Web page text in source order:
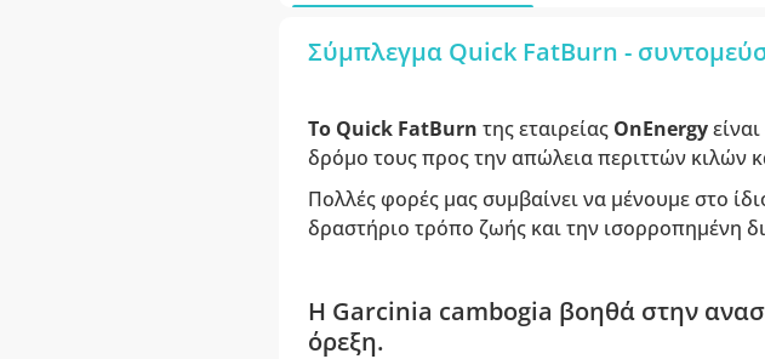
Σύμπλεγμα Quick FatBurn -
Το Quick FatBurn της εταιρείας OnEnergy
δρόμο τους προς την απώλεια περιττών κιλών
Πολλές φορές μας συμβαίνει να μένουμε στο
δραστήριο τρόπο ζωής και την ισορροπημένη
Η Garcinia cambogia βοηθά στην
όρεξη.